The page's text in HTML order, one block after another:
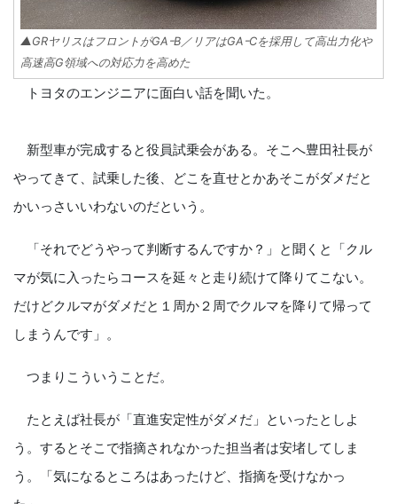
▲GRヤリスはフロントがGAｰB／リアはGAｰCを採用して高出力化や
高速高G領域への対応力を高めた
トヨタのエンジニアに面白い話を聞いた。
新型車が完成すると役員試乗会がある。そこへ豊田社長が
やってきて、試乗した後、どこを直せとかあそこがダメだと
かいっさいいわないのだという。
「それでどうやって判断するんですか？」と聞くと「クル
マが気に入ったらコースを延々と走り続けて降りてこない。
だけどクルマがダメだと１周か２周でクルマを降りて帰って
しまうんです」。
つまりこういうことだ。
たとえば社長が「直進安定性がダメだ」といったとしよ
う。するとそこで指摘されなかった担当者は安堵してしま
う。「気になるところはあったけど、指摘を受けなかっ